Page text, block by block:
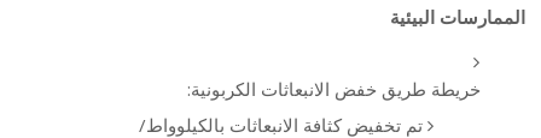
الممارسات البيئية
خريطة طريق خفض الانبعاثات الكربونية:
تم تخفيض كثافة الانبعاثات بالكيلوواط/